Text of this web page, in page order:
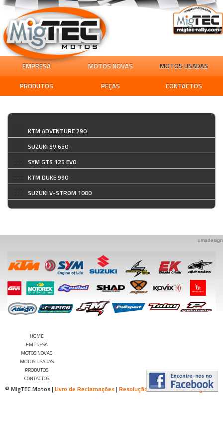
EMPRESA MOTOS NOVAS
MOTOS USADAS
PRODUTOS
PEÇAS CONTACTOS
KTM ADVENTURE 790
SUZUKI SV 650
SYM GTS 125 EVO
KTM DUKE 990
SUZUKI V-STROM 1000
umadesign
© MigTEC Motos | Livro de Reclamações| Resolução Alternativa de Litígios
HOME
EMPRESA
MOTOS NOVAS
MOTOS USADAS
PRODUTOS
CONTACTOS